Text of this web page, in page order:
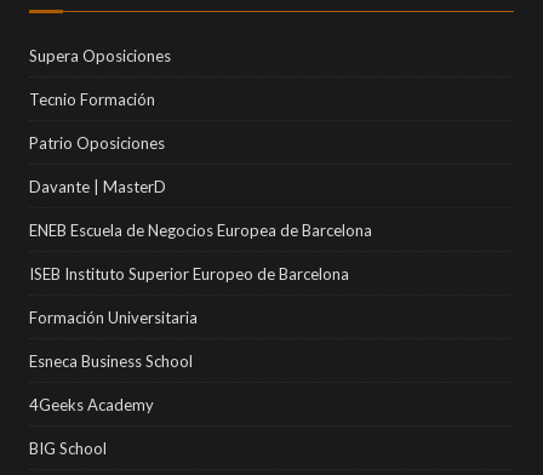
Supera Oposiciones
Tecnio Formación
Patrio Oposiciones
Davante | MasterD
ENEB Escuela de Negocios Europea de Barcelona
ISEB Instituto Superior Europeo de Barcelona
Formación Universitaria
Esneca Business School
4Geeks Academy
BIG School